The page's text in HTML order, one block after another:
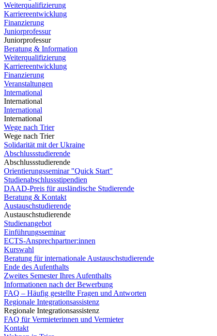
Weiterqualifizierung
Karriereentwicklung
Finanzierung
Juniorprofessur
Juniorprofessur
Beratung & Information
Weiterqualifizierung
Karriereentwicklung
Finanzierung
Veranstaltungen
International
International
International
International
Wege nach Trier
Wege nach Trier
Solidarität mit der Ukraine
Abschlussstudierende
Abschlussstudierende
Orientierungsseminar "Quick Start"
Studienabschlussstipendien
DAAD-Preis für ausländische Studierende
Beratung & Kontakt
Austauschstudierende
Austauschstudierende
Studienangebot
Einführungsseminar
ECTS-Ansprechpartner:innen
Kurswahl
Beratung für internationale Austauschstudierende
Ende des Aufenthalts
Zweites Semester Ihres Aufenthalts
Informationen nach der Bewerbung
FAQ – Häufig gestellte Fragen und Antworten
Regionale Integrationsassistenz
Regionale Integrationsassistenz
FAQ für Vermieterinnen und Vermieter
Kontakt